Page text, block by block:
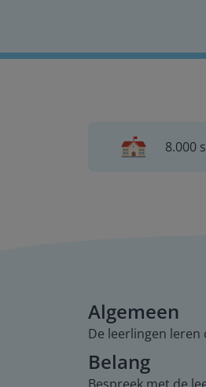
8.000
Algemeen
De leerlingen
Belang
Bespreek met de